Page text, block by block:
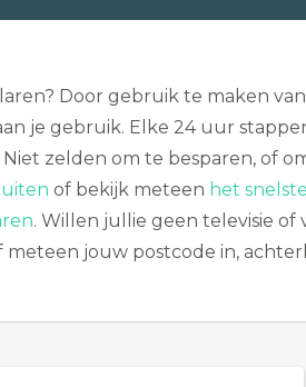
Door gebruik te maken
je gebruik. Elke 24 uur
Niet zelden om te besparen, of
of bekijk meteen het
. Willen jullie geen televisie of
meteen jouw postcode in,